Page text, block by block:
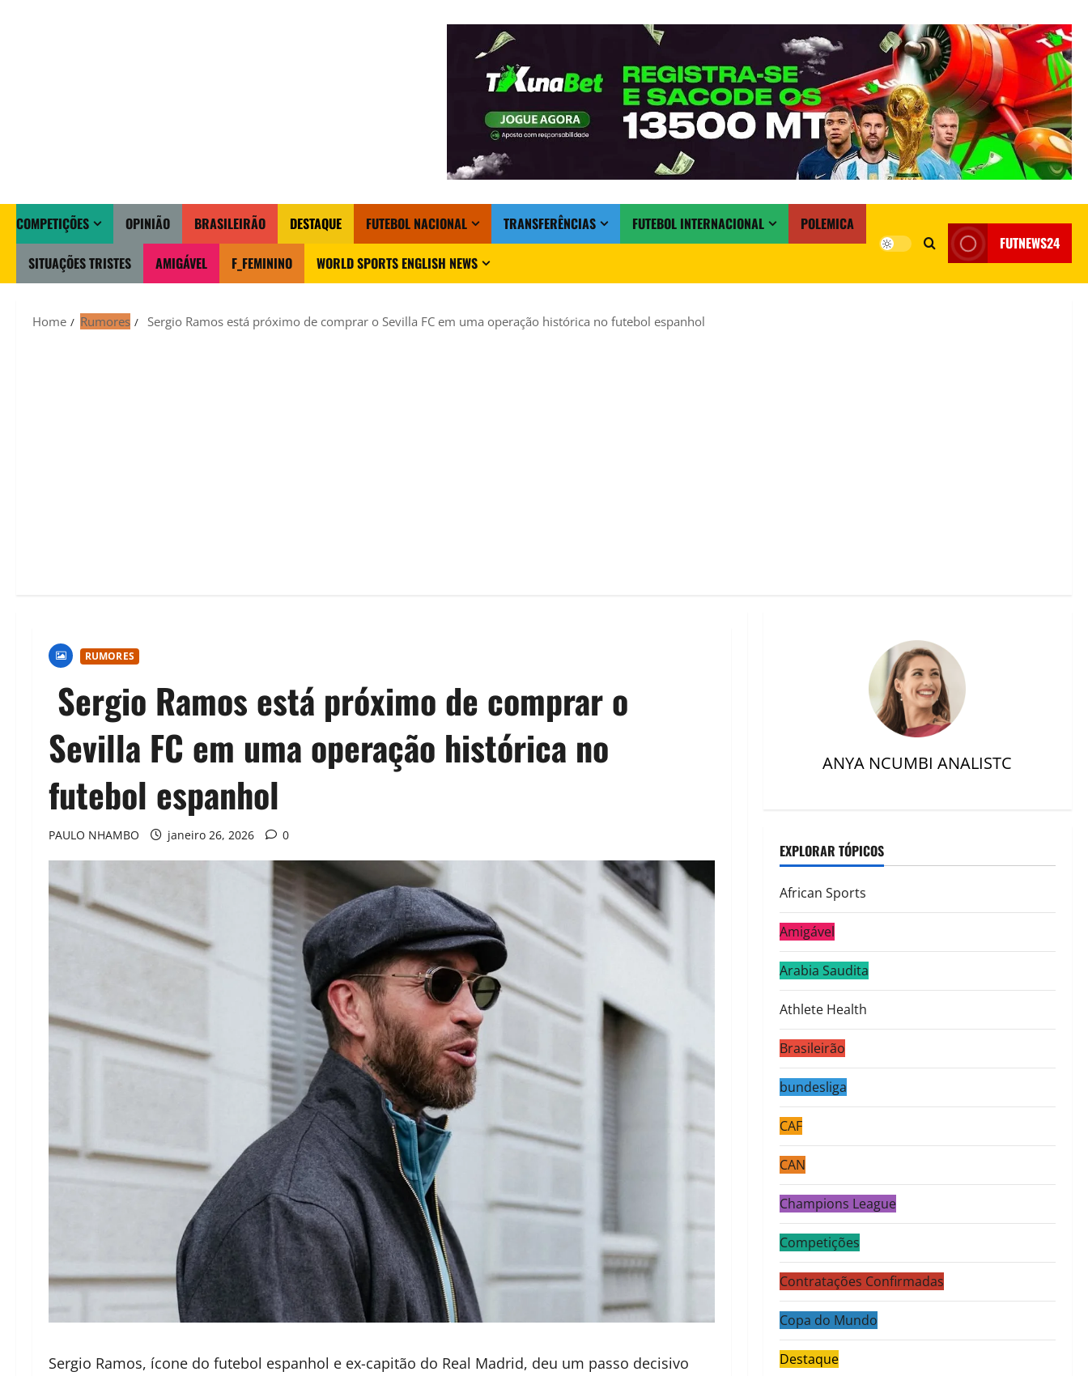
COMPETIÇÕES OPINIÃO BRASILEIRÃO DESTAQUE FUTEBOL NACIONAL TRANSFERÊNCIAS FUTEBOL INTERNACIONAL POLEMICA
SITUAÇÕES TRISTES AMIGÁVEL F_FEMININO WORLD SPORTS ENGLISH NEWS
FUTNEWS24
Home Rumores Sergio Ramos está próximo de comprar o Sevilla FC em uma operação histórica no futebol espanhol
RUMORES
Sergio Ramos está próximo de comprar o
Sevilla FC em uma operação histórica no
futebol espanhol
PAULO NHAMBO janeiro 26, 2026 0
Sergio Ramos, ícone do futebol espanhol e ex-capitão do Real Madrid, deu um passo decisivo
ANYA NCUMBI ANALISTC
EXPLORAR TÓPICOS
African Sports
Amigável
Arabia Saudita
Athlete Health
Brasileirão
bundesliga
CAF
CAN
Champions League
Competições
Contratações Confirmadas
Copa do Mundo
Destaque